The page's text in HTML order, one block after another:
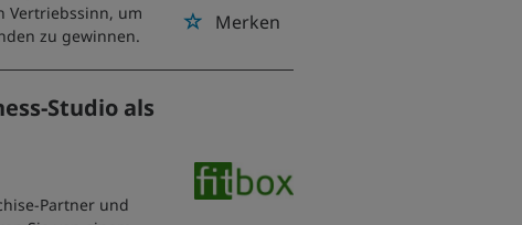
Merken
Vertriebssinn, um
zu gewinnen.
Studio als
Partner und